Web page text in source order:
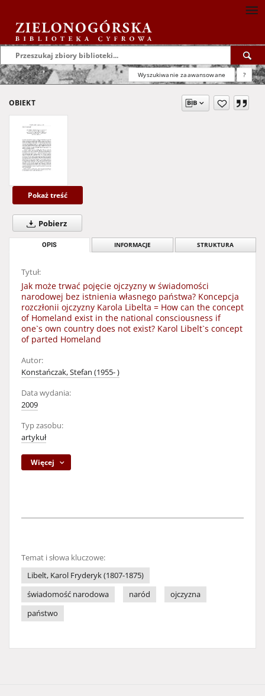
Wyszukiwanie zaawansowane ?
OBIEKT
Pokaż treść
Pobierz
OPIS INFORMACJE STRUKTURA
Tytuł:
Jak może trwać pojęcie ojczyzny w świadomości
narodowej bez istnienia własnego państwa? Koncepcja
rozczłonii ojczyzny Karola Libelta = How can the concept
of Homeland exist in the national consciousness if
one`s own country does not exist? Karol Libelt`s concept
of parted Homeland
Autor:
Konstańczak, Stefan (1955- )
Data wydania:
2009
Typ zasobu:
artykuł
Więcej
Temat i słowa kluczowe:
Libelt, Karol Fryderyk (1807-1875)
świadomość narodowa
naród
ojczyzna
państwo